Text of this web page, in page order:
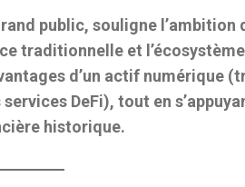
public, souligne l’ambition
traditionnelle et
d’un actif numérique
DeFi), tout en
historique.